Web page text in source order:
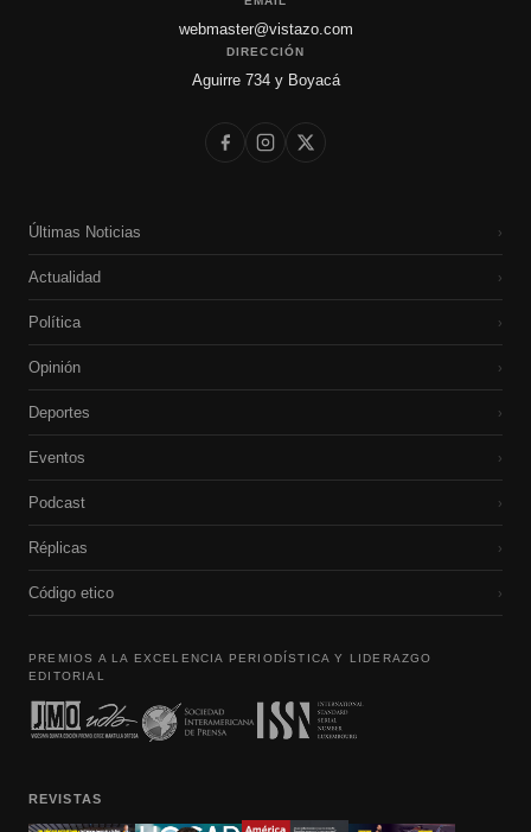
webmaster@vistazo.com
DIRECCIÓN
Aguirre 734 y Boyacá
Últimas Noticias ›
Actualidad ›
Política ›
Opinión ›
Deportes ›
Eventos ›
Podcast ›
Réplicas ›
Código etico ›
PREMIOS A LA EXCELENCIA PERIODÍSTICA Y LIDERAZGO
EDITORIAL
REVISTAS